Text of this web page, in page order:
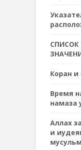
Коран и
Время
намаза
Аллах
и